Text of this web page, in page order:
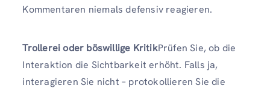
Kommentaren niemals defensiv reagieren.
Trollerei oder böswillige KritikPrüfen Sie, ob die
Interaktion die Sichtbarkeit erhöht. Falls ja,
interagieren Sie nicht – protokollieren Sie die